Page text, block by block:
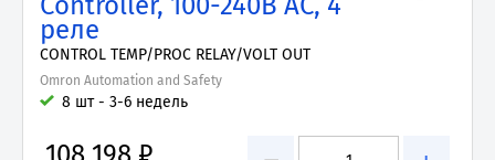
реле
CONTROL TEMP/PROC RELAY/VOLT OUT
Omron Automation and Safety
8 шт - 3-6 недель